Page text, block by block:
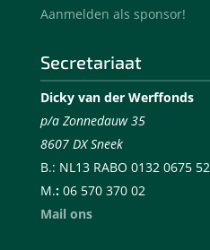
Aanmelden als sponsor!
Secretariaat
Dicky van der Werffonds
p/a Zonnedauw 35
8607 DX Sneek
B.: NL13 RABO 0132 0675 52
M.:06 570 370 02
Mail ons